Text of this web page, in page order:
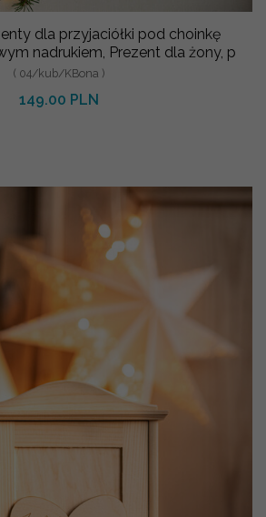
dla przyjaciółki pod choinkę
nadrukiem, Prezent dla żony, p
( 04/kub/KBona )
149.00 PLN